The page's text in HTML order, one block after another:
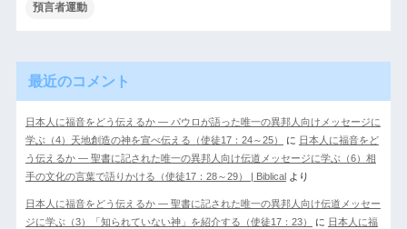
預言者運動
最近のコメント
日本人に福音をどう伝えるか ― パウロが語った唯一の異邦人向けメッセージに
学ぶ（4）天地創造の神を宣べ伝える（使徒17：24～25）
に 日本人に福音をど
う伝えるか ― 聖書に記された唯一の異邦人向け伝道メッセージに学ぶ（6）相
手の文化の言葉で語りかける（使徒17：28～29） | Biblicalより
日本人に福音をどう伝えるか ― 聖書に記された唯一の異邦人向け伝道メッセー
ジに学ぶ（3）「知られていない神」を紹介する（使徒17：23）
に 日本人に福